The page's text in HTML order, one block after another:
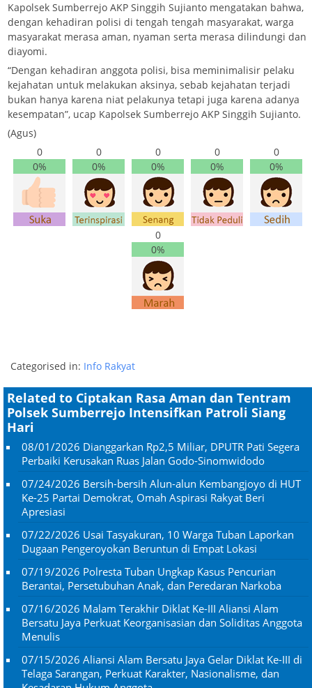
Kapolsek Sumberrejo AKP Singgih Sujianto mengatakan bahwa,
dengan kehadiran polisi di tengah tengah masyarakat, warga
masyarakat merasa aman, nyaman serta merasa dilindungi dan
diayomi.
“Dengan kehadiran anggota polisi, bisa meminimalisir pelaku
kejahatan untuk melakukan aksinya, sebab kejahatan terjadi
bukan hanya karena niat pelakunya tetapi juga karena adanya
kesempatan”, ucap Kapolsek Sumberrejo AKP Singgih Sujianto.
(Agus)
0
0%
0
0%
0
0%
0
0%
0
0%
0
0%
Categorised in: Info Rakyat
Related to Ciptakan Rasa Aman dan Tentram
Polsek Sumberrejo Intensifkan Patroli Siang
Hari
08/01/2026 Dianggarkan Rp2,5 Miliar, DPUTR Pati Segera
Perbaiki Kerusakan Ruas Jalan Godo-Sinomwidodo
07/24/2026 Bersih-bersih Alun-alun Kembangjoyo di HUT
Ke-25 Partai Demokrat, Omah Aspirasi Rakyat Beri
Apresiasi
07/22/2026 Usai Tasyakuran, 10 Warga Tuban Laporkan
Dugaan Pengeroyokan Beruntun di Empat Lokasi
07/19/2026 Polresta Tuban Ungkap Kasus Pencurian
Berantai, Persetubuhan Anak, dan Peredaran Narkoba
07/16/2026 Malam Terakhir Diklat Ke-III Aliansi Alam
Bersatu Jaya Perkuat Keorganisasian dan Soliditas Anggota
Menulis
07/15/2026 Aliansi Alam Bersatu Jaya Gelar Diklat Ke-III di
Telaga Sarangan, Perkuat Karakter, Nasionalisme, dan